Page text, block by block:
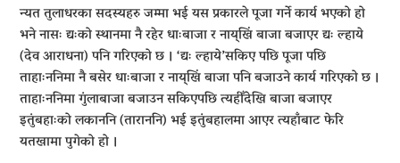
न्यत तुलाधरका सदस्यहरु जम्मा भई यस प्रकारले पूजा गर्ने कार्य भएको हो
भने नासः द्यःको स्थानमा नै रहेर धाःबाजा र नाय्‌खिं बाजा बजाएर द्यः ल्हाये
(देव आराधना) पनि गरिएको छ । ‘द्यः ल्हाये’सकिए पछि पूजा पछि
ताहाःननिमा नै बसेर धाःबाजा र नाय्‌खिं बाजा पनि बजाउने कार्य गरिएको छ ।
ताहाःननिमा गुंलाबाजा बजाउन सकिएपछि त्यहीँदेखि बाजा बजाएर
इतुंबहाःको लकाननि (ताराननि) भई इतुंबहालमा आएर त्यहाँबाट फेरि
यतखामा पुगेको हो ।